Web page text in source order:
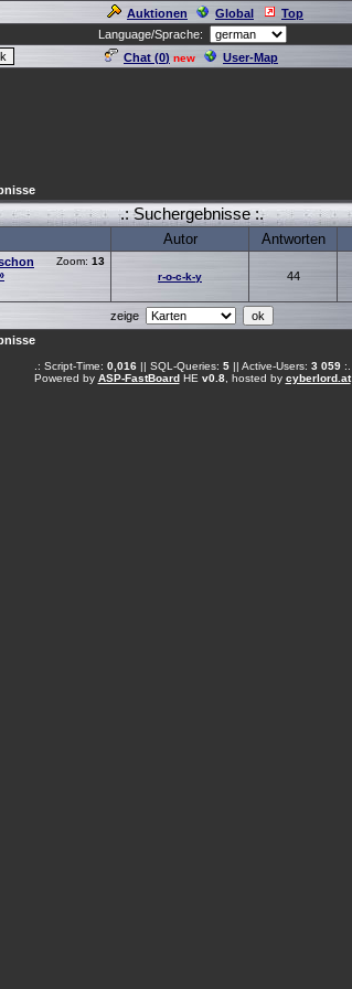
Auktionen Global Top
Language/Sprache:
Chat (0) new User-Map
.: Suchergebnisse :.
Autor Antworten
Zoom: 13
r-o-c-k-y 44
zeige
.: Script-Time: 0,016|| SQL-Queries: 5|| Active-Users: 3 059:.
Powered by ASP-FastBoardHE v0.8, hosted by cyberlord.at